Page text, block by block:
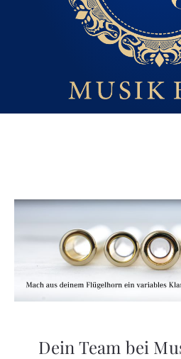
Dein Team bei